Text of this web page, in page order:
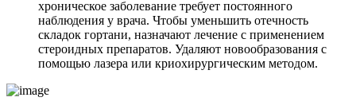
хроническое заболевание требует постоянного
наблюдения у врача. Чтобы уменьшить отечность
складок гортани, назначают лечение с применением
стероидных препаратов. Удаляют новообразования с
помощью лазера или криохирургическим методом.